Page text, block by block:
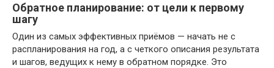
Обратное планирование: от цели к первому
шагу
Один из самых эффективных приёмов — начать не с
распланирования на год, а с четкого описания результата
и шагов, ведущих к нему в обратном порядке. Это